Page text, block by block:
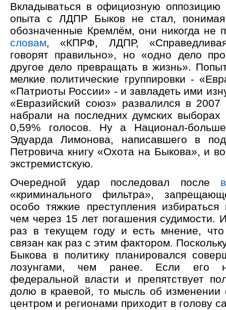
Вкладываться в официозную оппозицию
опыта с ЛДПР Быков не стал,
обозначенные Кремлём, они никогда не
словам, «КПРФ, ЛДПР,
говорят правильно», но «одно дело
другое дело превращать в жизнь».
мелкие политические группировки -
«Патриоты России» - и завладеть ими
«Евразийский союз» развалился в 2007
набрали на последних думских выборах
0,59% голосов. Ну а Национал-
Эдуарда Лимонова, написавшего в
Петровича книгу «Охота на Быкова», и
экстремистскую.
Очередной удар последовал после
«криминального фильтра»,
особо тяжкие преступления
чем через 15 лет погашения судимости.
раз в текущем году и есть мнение,
связан как раз с этим фактором.
Быкова в политику планировался
лозунгами, чем ранее. Если его
федеральной власти и препятствует
долю в краевой, то мысль об
центром и регионами приходит в голову